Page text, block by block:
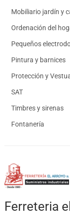
Mobiliario jardín y
Ordenación del
Pequeños
Pintura y barnices
Protección y
SAT
Timbres y sirenas
Fontanería
Ferreteria